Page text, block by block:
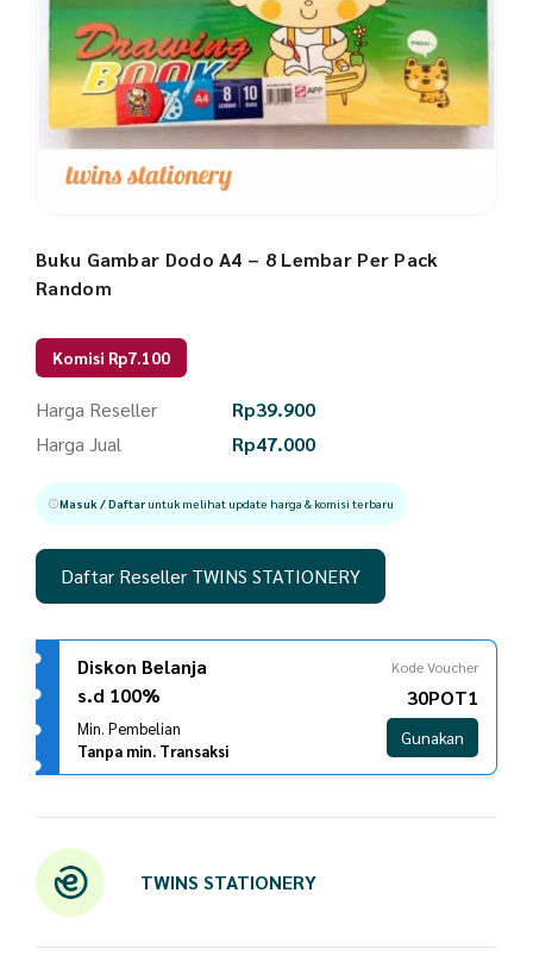
Buku Gambar Dodo A4 – 8 Lembar Per Pack
Random
Komisi Rp7.100
Harga Reseller Rp39.900
Harga Jual
Rp47.000
Masuk / Daftaruntuk melihat update harga & komisi terbaru
Daftar Reseller TWINS STATIONERY
Diskon Belanja
s.d 100%
Min. Pembelian
Tanpa min. Transaksi
Kode Voucher
30POT1
Gunakan
TWINS STATIONERY